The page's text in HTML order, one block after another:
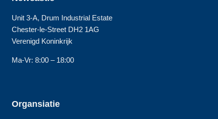
Unit 3-A, Drum Industrial Estate
Chester-le-Street DH2 1AG
Verenigd Koninkrijk
Ma-Vr: 8:00 – 18:00
Organsiatie